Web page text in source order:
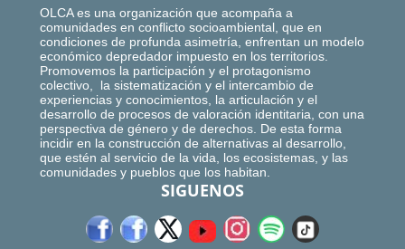
OLCA es una organización que acompaña a
comunidades en conflicto socioambiental, que en
condiciones de profunda asimetría, enfrentan un modelo
económico depredador impuesto en los territorios.
Promovemos la participación y el protagonismo
colectivo, la sistematización y el intercambio de
experiencias y conocimientos, la articulación y el
desarrollo de procesos de valoración identitaria, con una
perspectiva de género y de derechos. De esta forma
incidir en la construcción de alternativas al desarrollo,
que estén al servicio de la vida, los ecosistemas, y las
comunidades y pueblos que los habitan.
SIGUENOS